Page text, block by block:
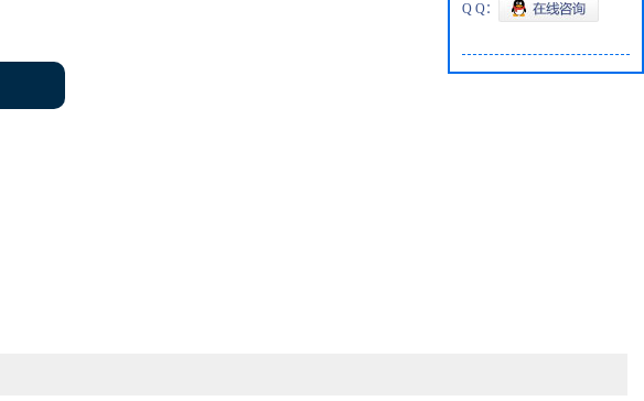
Q Q：